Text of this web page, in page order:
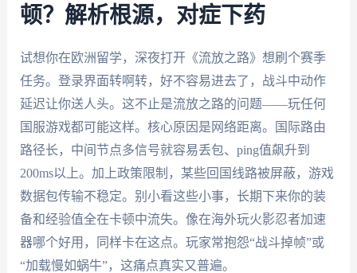
顿？解析根源，对症下药
试想你在欧洲留学，深夜打开《流放之路》想刷个赛季
任务。登录界面转啊转，好不容易进去了，战斗中动作
延迟让你送人头。这不止是流放之路的问题——玩任何
国服游戏都可能这样。核心原因是网络距离。国际路由
路径长，中间节点多信号就容易丢包、ping值飙升到
200ms以上。加上政策限制，某些回国线路被屏蔽，游戏
数据包传输不稳定。别小看这些小事，长期下来你的装
备和经验值全在卡顿中流失。像在海外玩火影忍者加速
器哪个好用，同样卡在这点。玩家常抱怨“战斗掉帧”或
“加载慢如蜗牛”，这痛点真实又普遍。